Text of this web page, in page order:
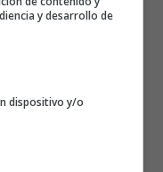
las segundas
a casa tras un
drama muestra
y lucha por
y desarrollo de
dispositivo y/o